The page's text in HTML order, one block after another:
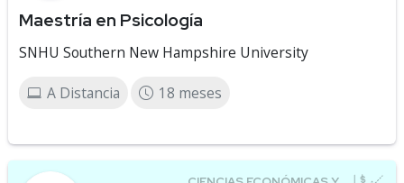
Maestría en Psicología
SNHU Southern New Hampshire University
A Distancia 18 meses